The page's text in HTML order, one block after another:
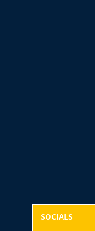
SOCIALS